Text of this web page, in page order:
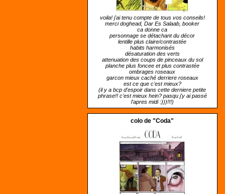
voila! j'ai tenu compte de tous vos conseils!
merci doghead, Dar Es Salaab, booker
ca donne ca
personnage se détachant du décor
lentille plus claire/contrastée
habits harmonisés
désaturation des verts
attenuation des coups de pinceaux du sol
planche plus foncee et plus contrastée
ombrages roseaux
garcon mieux caché derriere roseaux
est ce que c'est mieux?
(il y a bcp d'espoir dans cette derniere petite
phrase!! c'est mieux hein? pasqu j'y ai passé
l'apres midi :)))!!!)
colo de "Coda"